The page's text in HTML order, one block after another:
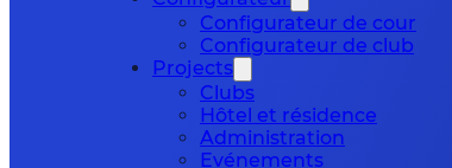
Configurateur de cour
Configurateur de club
Projects
Clubs
Hôtel et résidence
Administration
Evénements